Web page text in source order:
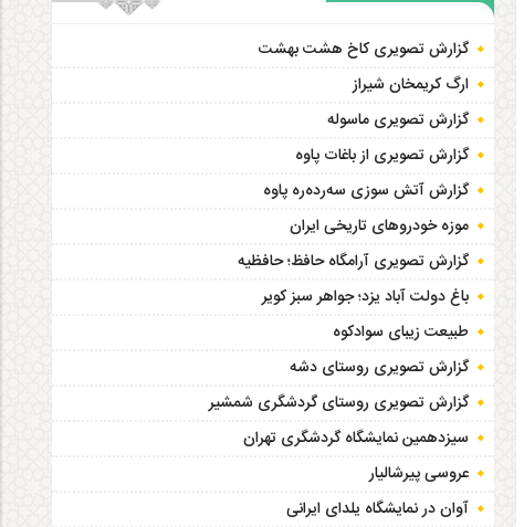
گزارش تصویری کاخ هشت‌ بهشت
ارگ کریمخان شیراز
گزارش تصویری ماسوله
گزارش تصویری از باغات پاوه
گزارش آتش سوزی سەردەرە پاوه
موزه خودروهای تاریخی ایران
گزارش تصویری آرامگاه حافظ؛ حافظیه‎
باغ دولت آباد یزد؛ جواهر سبز کویر
طبیعت زیبای سوادکوه
گزارش تصویری روستای دشه
گزارش تصویری روستای گردشگری شمشیر
سیزدهمین نمایشگاه گردشگری تهران
عروسی پیرشالیار
آوان در نمایشگاه یلدای ایرانی